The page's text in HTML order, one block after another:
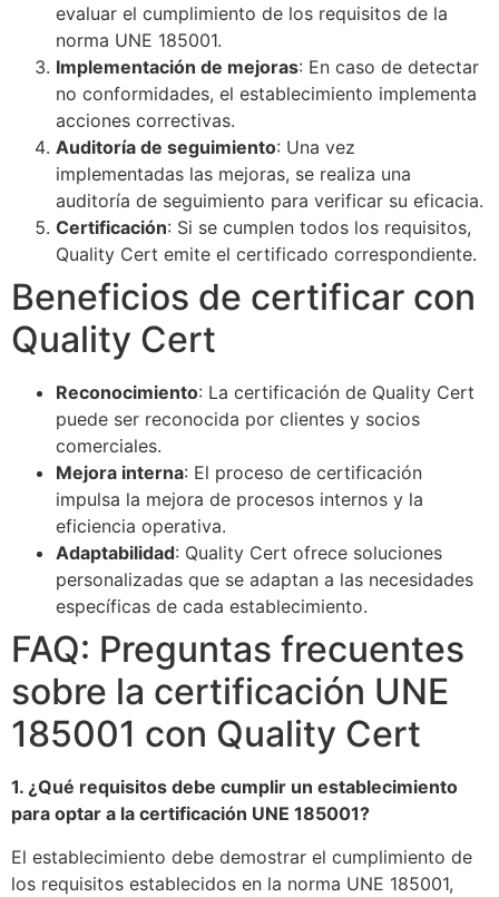
evaluar el cumplimiento de los requisitos de la
norma UNE 185001.
Implementación de mejoras: En caso de detectar
no conformidades, el establecimiento implementa
acciones correctivas.
Auditoría de seguimiento: Una vez
implementadas las mejoras, se realiza una
auditoría de seguimiento para verificar su eficacia.
Certificación: Si se cumplen todos los requisitos,
Quality Cert emite el certificado correspondiente.
Beneficios de certificar con
Quality Cert
Reconocimiento: La certificación de Quality Cert
puede ser reconocida por clientes y socios
comerciales.
Mejora interna: El proceso de certificación
impulsa la mejora de procesos internos y la
eficiencia operativa.
Adaptabilidad: Quality Cert ofrece soluciones
personalizadas que se adaptan a las necesidades
específicas de cada establecimiento.
FAQ: Preguntas frecuentes
sobre la certificación UNE
185001 con Quality Cert
1. ¿Qué requisitos debe cumplir un establecimiento
para optar a la certificación UNE 185001?
El establecimiento debe demostrar el cumplimiento de
los requisitos establecidos en la norma UNE 185001,